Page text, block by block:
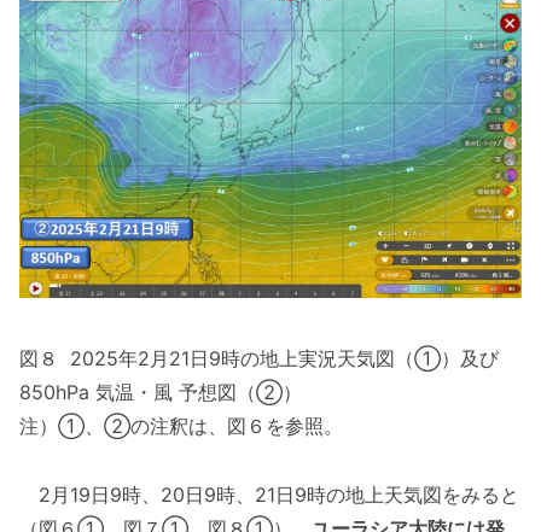
図８ 2025年2月21日9時の地上実況天気図（①）及び
850hPa 気温・風 予想図（②）
注）①、②の注釈は、図６を参照。
2月19日9時、20日9時、21日9時の地上天気図をみると